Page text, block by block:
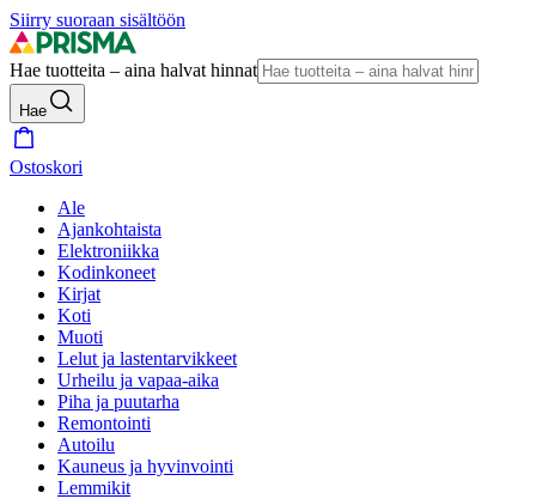
Siirry suoraan sisältöön
Hae tuotteita – aina halvat hinnat
Hae
Ostoskori
Ale
Ajankohtaista
Elektroniikka
Kodinkoneet
Kirjat
Koti
Muoti
Lelut ja lastentarvikkeet
Urheilu ja vapaa-aika
Piha ja puutarha
Remontointi
Autoilu
Kauneus ja hyvinvointi
Lemmikit